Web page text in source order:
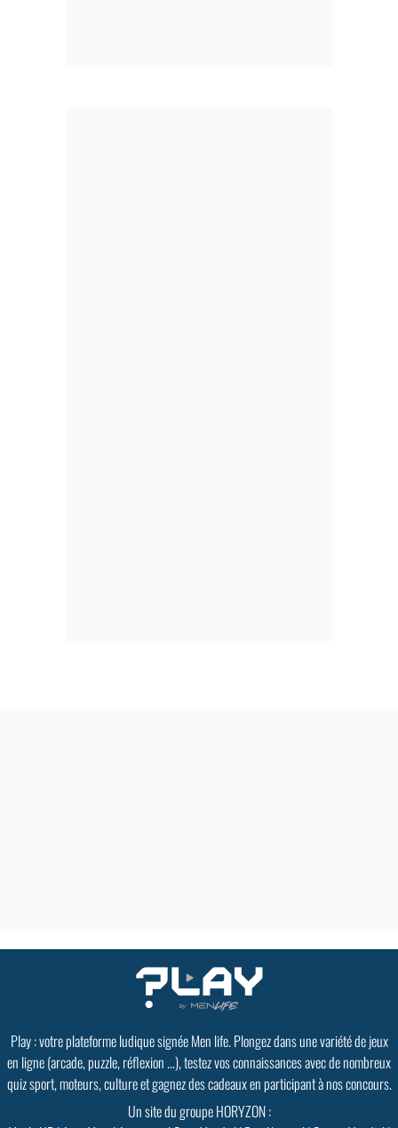
Play : votre plateforme ludique signée Men life. Plongez dans une variété de jeux
en ligne (arcade, puzzle, réflexion ...), testez vos connaissances avec de nombreux
quiz sport, moteurs, culture et gagnez des cadeaux en participant à nos concours.
Un site du groupe HORYZON :